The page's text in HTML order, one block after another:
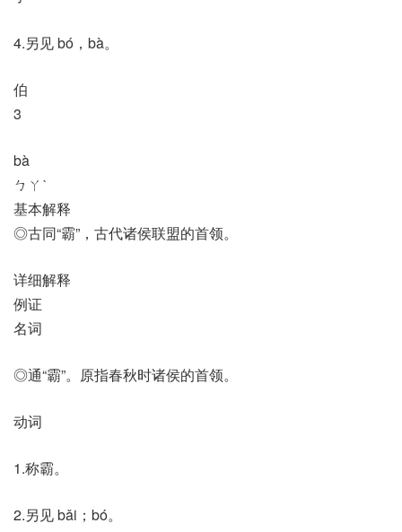
4.另见 bó，bà。
伯
3
bà
ㄅㄚˋ
基本解释
◎古同“霸”，古代诸侯联盟的首领。
详细解释
例证
名词
◎通“霸”。原指春秋时诸侯的首领。
动词
1.称霸。
2.另见 bǎi；bó。